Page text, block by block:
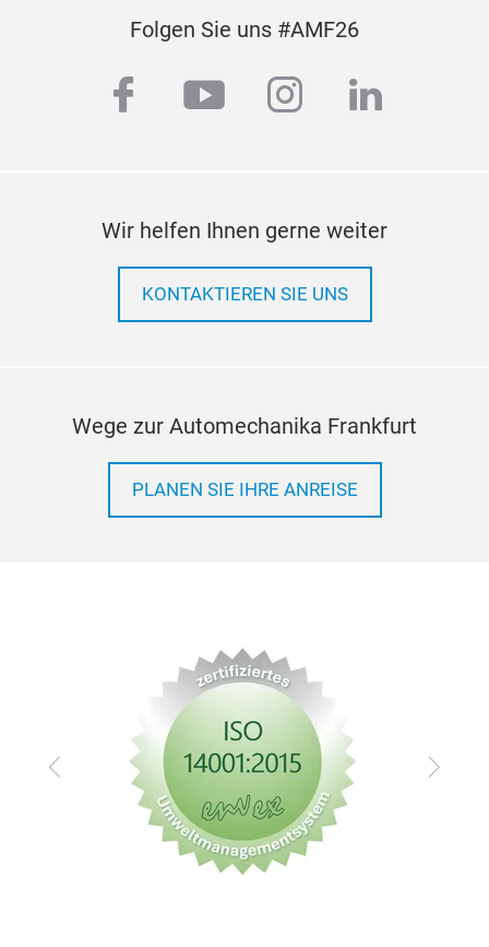
Folgen Sie uns #AMF26
facebook
youtubeinstagram
linkedin
Wir helfen Ihnen gerne weiter
KONTAKTIEREN SIE UNS
Wege zur Automechanika Frankfurt
PLANEN SIE IHRE ANREISE
Zurück Vor